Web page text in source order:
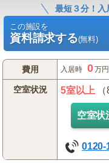
最短３分！入
この施設を
資料請求する(無料)
費用 入居時 0万円
空室状況 5室以上
空室状
0120-